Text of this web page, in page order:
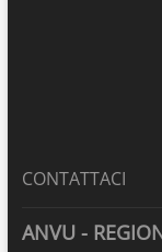
CONTATTACI
ANVU -